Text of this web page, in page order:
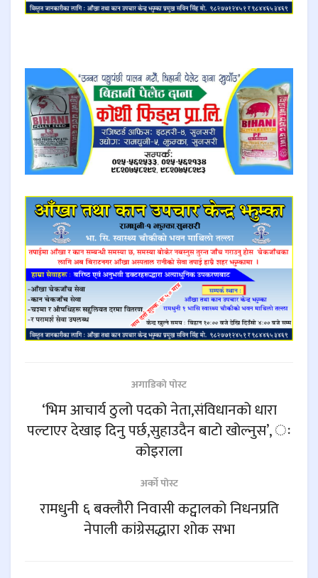
अगाडिकाे पाेस्ट
‘भिम आचार्य ठुलो पदको नेता,संविधानको धारा
पल्टाएर देखाइ दिनु पर्छ,सुहाउदैन बाटो खोल्नुस’, ः
कोइराला
अर्काे पाेस्ट
रामधुनी ६ बक्लौरी निवासी कट्वालको निधनप्रति
नेपाली कांग्रेसद्धारा शोक सभा